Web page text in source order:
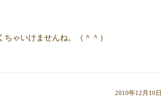
ゃいけませんね。（＾＾）
2010年12月10日